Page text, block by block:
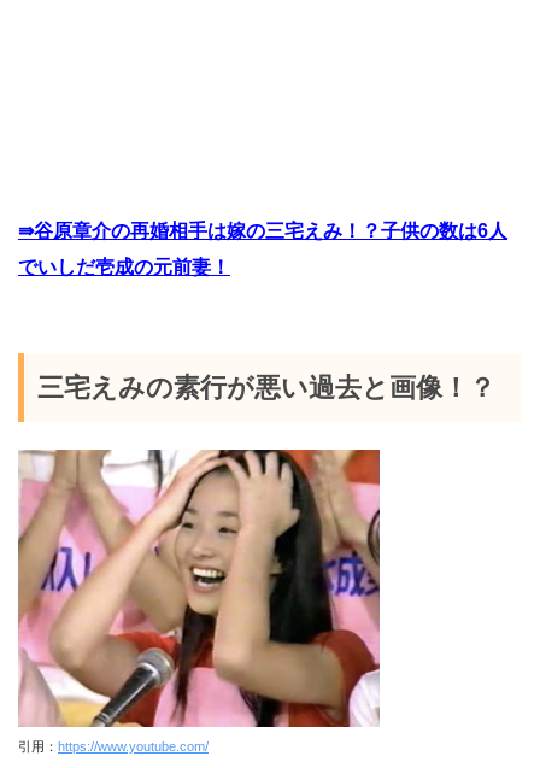
⇛谷原章介の再婚相手は嫁の三宅えみ！？子供の数は6人
でいしだ壱成の元前妻！
三宅えみの素行が悪い過去と画像！？
引用： https://www.youtube.com/